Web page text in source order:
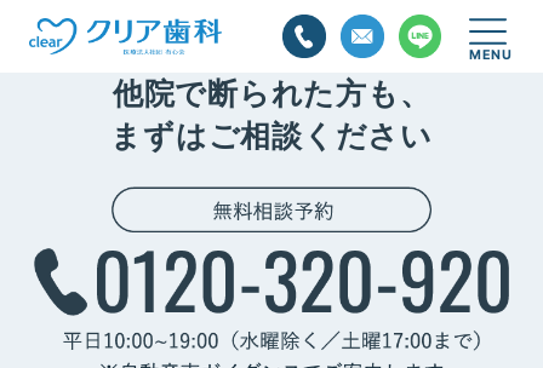
他院で断られた方も、
まずはご相談ください